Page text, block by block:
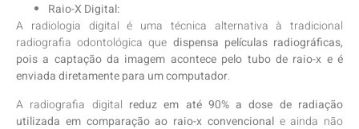
Raio-X Digital:
A radiologia digital é uma técnica alternativa à tradicional
radiografia odontológica que dispensa películas radiográficas,
pois a captação da imagem acontece pelo tubo de raio-x e é
enviada diretamente para um computador.
A radiografia digital reduz em até 90% a dose de radiação
utilizada em comparação ao raio-x convencionale ainda não